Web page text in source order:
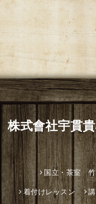
株式會社宇貫
国立・茶室 竹
着付けレッスン